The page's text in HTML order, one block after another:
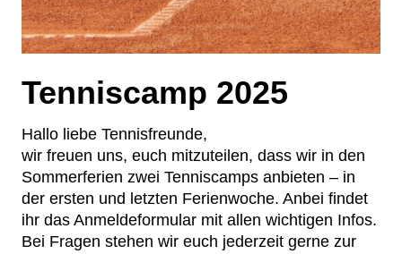
Tenniscamp 2025
Hallo liebe Tennisfreunde,
wir freuen uns, euch mitzuteilen, dass wir in den
Sommerferien zwei Tenniscamps anbieten – in
der ersten und letzten Ferienwoche. Anbei findet
ihr das Anmeldeformular mit allen wichtigen Infos.
Bei Fragen stehen wir euch jederzeit gerne zur